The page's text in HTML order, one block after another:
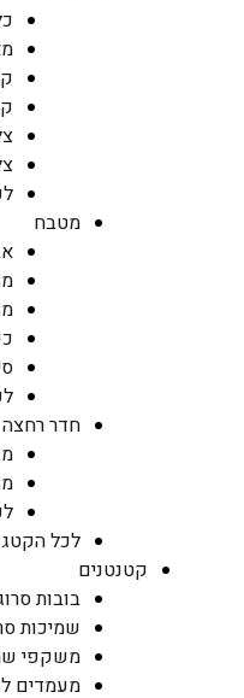
מטבח
חדר רחצה
לכל
קטנטנים
בובות
שמיכות
משקפי
מעמדים